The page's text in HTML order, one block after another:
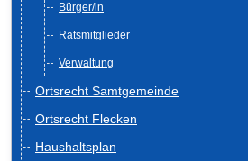
Bürger/in
Ratsmitglieder
Verwaltung
Ortsrecht Samtgemeinde
Ortsrecht Flecken
Haushaltsplan